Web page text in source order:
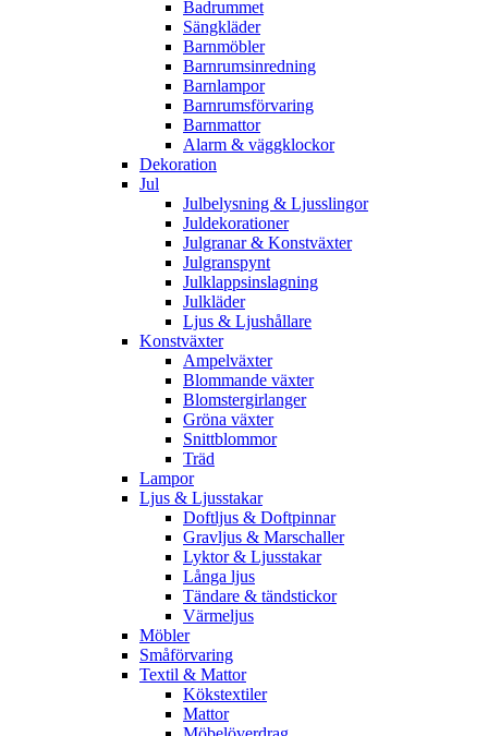
Badrummet
Sängkläder
Barnmöbler
Barnrumsinredning
Barnlampor
Barnrumsförvaring
Barnmattor
Alarm & väggklockor
Dekoration
Jul
Julbelysning & Ljusslingor
Juldekorationer
Julgranar & Konstväxter
Julgranspynt
Julklappsinslagning
Julkläder
Ljus & Ljushållare
Konstväxter
Ampelväxter
Blommande växter
Blomstergirlanger
Gröna växter
Snittblommor
Träd
Lampor
Ljus & Ljusstakar
Doftljus & Doftpinnar
Gravljus & Marschaller
Lyktor & Ljusstakar
Långa ljus
Tändare & tändstickor
Värmeljus
Möbler
Småförvaring
Textil & Mattor
Kökstextiler
Mattor